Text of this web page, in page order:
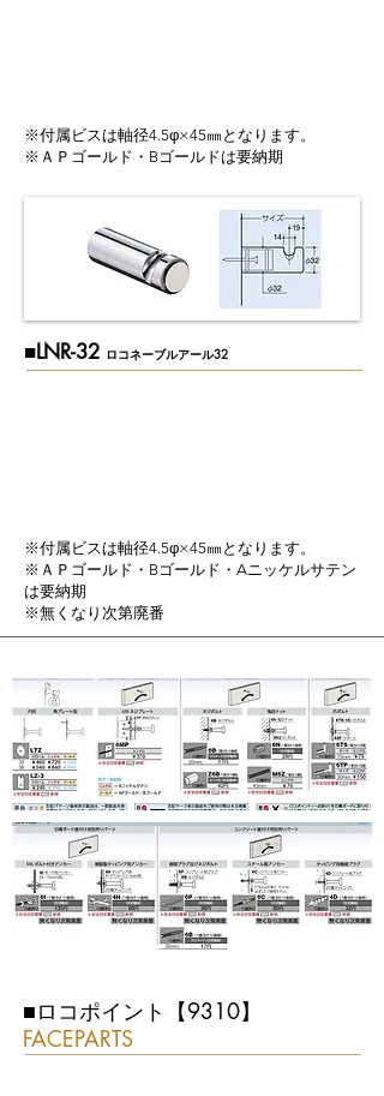
※付属ビスは軸径4.5φ×45㎜となります。
※ＡＰゴールド・Bゴールドは要納期
​■LNR-32 ロコネーブルアール32
※付属ビスは軸径4.5φ×45㎜となります。
※ＡＰゴールド・Bゴールド・Aニッケルサテン
は要納期
※無くなり次第廃番
■ロコポイント【9310】
FACEPARTS